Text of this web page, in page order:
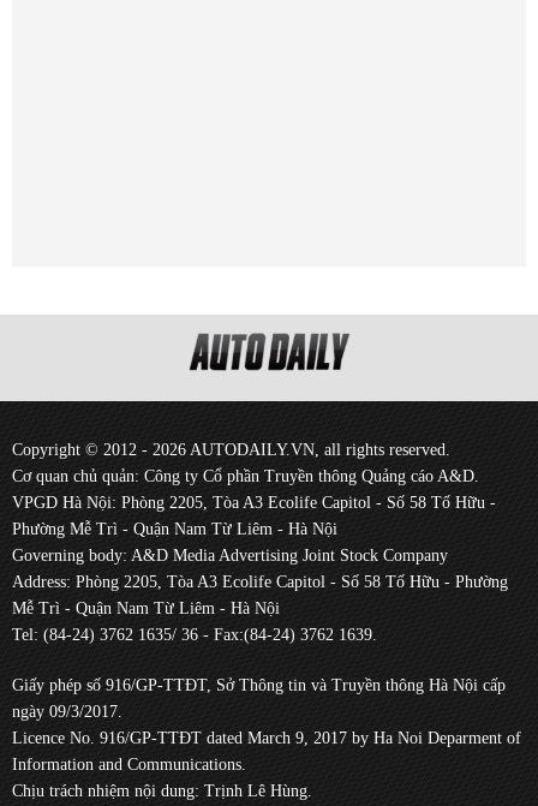
Copyright © 2012 - 2026 AUTODAILY.VN, all rights reserved.
Cơ quan chủ quản: Công ty Cổ phần Truyền thông Quảng cáo A&D.
VPGD Hà Nội: Phòng 2205, Tòa A3 Ecolife Capitol - Số 58 Tố Hữu -
Phường Mễ Trì - Quận Nam Từ Liêm - Hà Nội
Governing body: A&D Media Advertising Joint Stock Company
Address: Phòng 2205, Tòa A3 Ecolife Capitol - Số 58 Tố Hữu - Phường
Mễ Trì - Quận Nam Từ Liêm - Hà Nội
Tel: (84-24) 3762 1635/ 36 - Fax:(84-24) 3762 1639.
Giấy phép số 916/GP-TTĐT, Sở Thông tin và Truyền thông Hà Nội cấp
ngày 09/3/2017.
Licence No. 916/GP-TTĐT dated March 9, 2017 by Ha Noi Deparment of
Information and Communications.
Chịu trách nhiệm nội dung: Trịnh Lê Hùng.